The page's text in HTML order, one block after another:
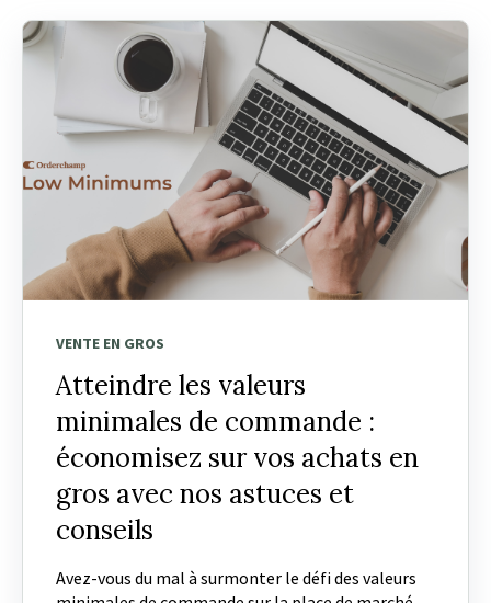
VENTE EN GROS
Atteindre les valeurs
minimales de commande :
économisez sur vos achats en
gros avec nos astuces et
conseils
Avez-vous du mal à surmonter le défi des valeurs